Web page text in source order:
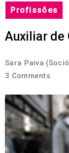
Profissões
Auxiliar de
Sara Paiva
3 Comments